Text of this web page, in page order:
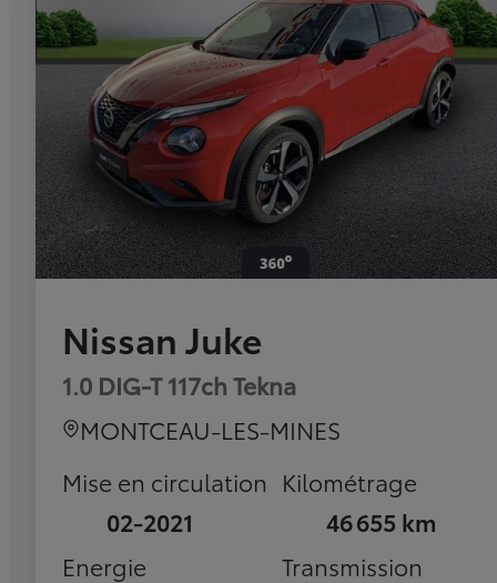
Nissan Juke
1.0 DIG-T 117ch Tekna
MONTCEAU-LES-MINES
Mise en circulation
02-2021
Kilométrage
46 655 km
Energie
Transmission